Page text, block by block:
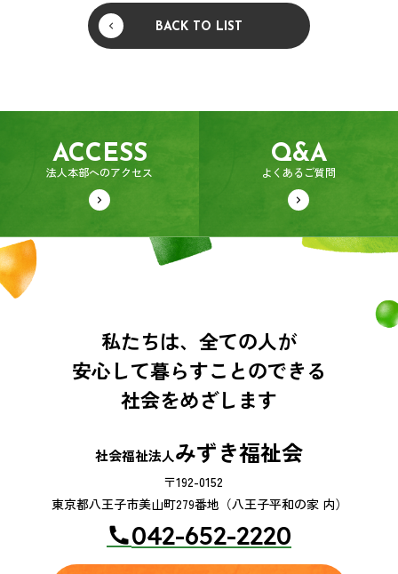
BACK TO LIST
ACCESS
法人本部へのアクセス
Q&A
よくあるご質問
私たちは、全ての人が
安心して暮らすことのできる
社会をめざします
社会福祉法人みずき福祉会
〒192-0152
東京都八王子市美山町279番地（八王子平和の家 内）
042-652-2220